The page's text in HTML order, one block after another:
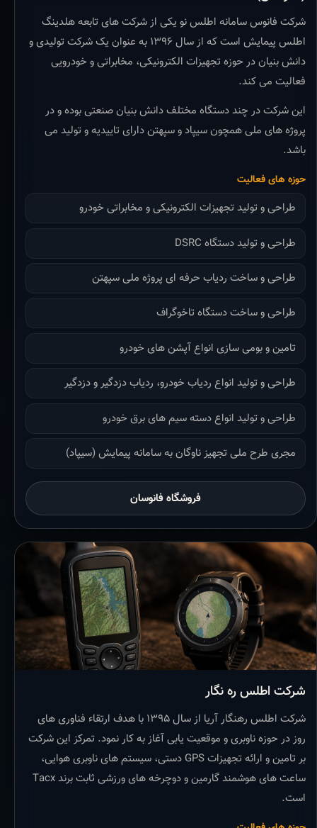
شرکت فانوس سامانه اطلس نو یکی از شرکت های تابعه هلدینگ
اطلس پیمایش است که از سال ۱۳۹۶ به عنوان یک شرکت تولیدی و
دانش بنیان در حوزه تجهیزات الکترونیکی، مخابراتی و خودرویی
فعالیت می کند.
این شرکت در چند دستگاه مختلف دانش بنیان صنعتی بوده و در
پروژه های ملی همچون سیپاد و سپهتن دارای تاییدیه و تولید می
باشد.
حوزه های فعالیت
طراحی و تولید تجهیزات الکترونیکی و مخابراتی خودرو
طراحی و تولید دستگاه DSRC
طراحی و ساخت ردیاب حرفه ای پروژه ملی سپهتن
طراحی و ساخت دستگاه تاخوگراف
تامین و بومی سازی انواع آپشن های خودرو
طراحی و تولید انواع ردیاب خودرو، ردیاب دزدگیر و دزدگیر
طراحی و تولید انواع دسته سیم های برق خودرو
مجری طرح ملی تجهیز ناوگان به سامانه پیمایش (سیپاد)
فروشگاه فانوسان
شرکت اطلس ره نگار
شرکت اطلس رهنگار آریا از سال ۱۳۹۵ با هدف ارتقاء فناوری های
روز در حوزه ناوبری و موقعیت یابی آغاز به کار نمود. تمرکز این شرکت
بر تامین و ارائه تجهیزات GPS دستی، سیستم های ناوبری هوایی،
ساعت های هوشمند گارمین و دوچرخه های ورزشی ثابت برند Tacx
است.